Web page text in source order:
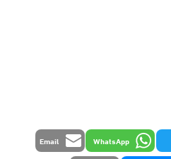
WhatsApp
Email